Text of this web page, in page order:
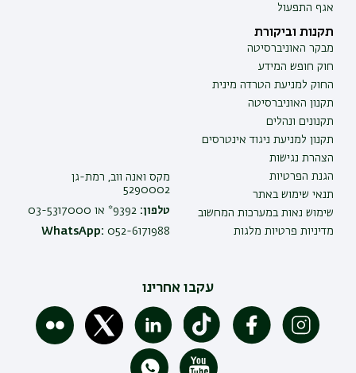
אגף התפעול
תקנות וביקורת
מבקר האוניברסיטה
חוק חופש המידע
החוק למניעת הטרדה מינית
תקנון האוניברסיטה
תקנונים ונהלים
תקנון למניעת ניגוד אינטרסים
הצהרת נגישות
הגנת הפרטיות
תנאי שימוש באתר
שימוש נאות במערכות המחשוב
מדיניות פרטיות מלגות
מקס ואנה ווב, רמת-גן
5290002
טלפון:
WhatsApp: 052-6171988
עקבו אחרינו